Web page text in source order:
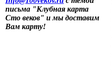
письма "Клубная карта
Сто веков" и мы доставим
Вам карту!